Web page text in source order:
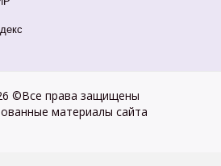
©Все права защищены
материалы сайта